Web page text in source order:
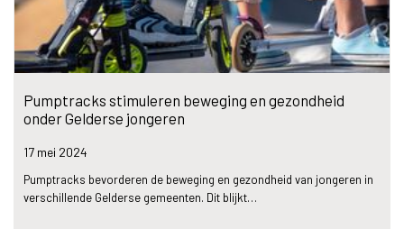
Pumptracks stimuleren beweging en gezondheid
onder Gelderse jongeren
17 mei 2024
Pumptracks bevorderen de beweging en gezondheid van jongeren in
verschillende Gelderse gemeenten. Dit blijkt…